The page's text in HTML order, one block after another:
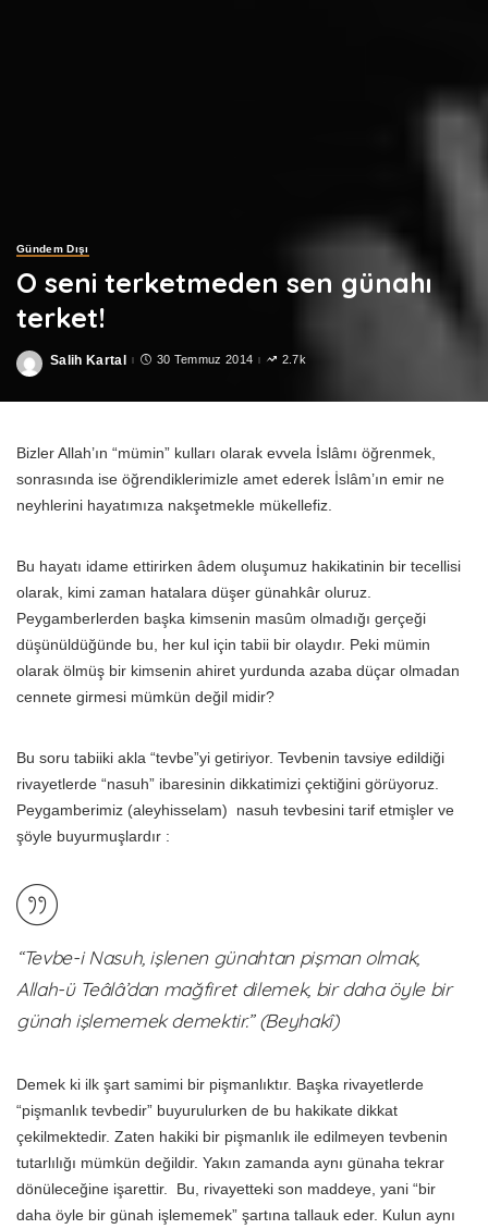
Gündem Dışı
O seni terketmeden sen günahı
terket!
Posted
Salih Kartal 30 Temmuz 2014 2.7k
Bizler Allah’ın “mümin” kulları olarak evvela İslâmı öğrenmek,
sonrasında ise öğrendiklerimizle amet ederek İslâm’ın emir ne
neyhlerini hayatımıza nakşetmekle mükellefiz.
Bu hayatı idame ettirirken âdem oluşumuz hakikatinin bir tecellisi
olarak, kimi zaman hatalara düşer günahkâr oluruz.
Peygamberlerden başka kimsenin masûm olmadığı gerçeği
düşünüldüğünde bu, her kul için tabii bir olaydır. Peki mümin
olarak ölmüş bir kimsenin ahiret yurdunda azaba düçar olmadan
cennete girmesi mümkün değil midir?
Bu soru tabiiki akla “tevbe”yi getiriyor. Tevbenin tavsiye edildiği
rivayetlerde “nasuh” ibaresinin dikkatimizi çektiğini görüyoruz.
Peygamberimiz (aleyhisselam) nasuh tevbesini tarif etmişler ve
şöyle buyurmuşlardır :
“Tevbe-i Nasuh, işlenen günahtan pişman olmak,
Allah-ü Teâlâ’dan mağfiret dilemek, bir daha öyle bir
günah işlememek demektir.” (Beyhakî)
Demek ki ilk şart samimi bir pişmanlıktır. Başka rivayetlerde
“pişmanlık tevbedir” buyurulurken de bu hakikate dikkat
çekilmektedir. Zaten hakiki bir pişmanlık ile edilmeyen tevbenin
tutarlılığı mümkün değildir. Yakın zamanda aynı günaha tekrar
dönüleceğine işarettir. Bu, rivayetteki son maddeye, yani “bir
daha öyle bir günah işlememek” şartına tallauk eder. Kulun aynı